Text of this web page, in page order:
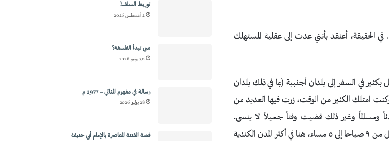
أعتقد بأنني عدت إلى عقلية المستهلك
في السفر إلى بلدان أجنبية (بما في ذلك بلدان
امتلك الكثير من الوقت، زرت فيها العديد من
ومسالماً وغير ذلك قضيت وقتاً جميلاً لا ينسى.
وبطريقة ما قد كلفني هذا أقل بكثير من نمط حياة الموظف المتواضع الذي يعمل من ٩ صباحا إلى ٥ مساء، هنا في أكثر المدن الكندية
توريط السلف!
2 أغسطس 2026
متى تبدأ الفلسفة؟
30 يوليو 2026
رسالة في مفهوم المثالي – 1977 م
28 يوليو 2026
قصة الفتنة المعاصرة بالإمام أبي حنيفة